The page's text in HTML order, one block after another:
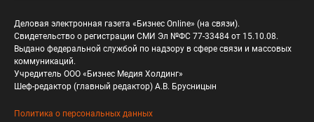
Деловая электронная газета «Бизнес Online» (на связи).
Свидетельство о регистрации СМИ Эл №ФС 77-33484 от 15.10.08.
Выдано федеральной службой по надзору в сфере связи и массовых
коммуникаций.
Учредитель ООО «Бизнес Медия Холдинг»
Шеф-редактор (главный редактор) А.В. Брусницын
Политика о персональных данных